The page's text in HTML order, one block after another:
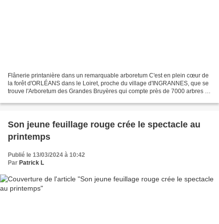
Flânerie printanière dans un remarquable arboretum C'est en plein cœur de
la forêt d'ORLÉANS dans le Loiret, proche du village d'INGRANNES, que se
trouve l'Arboretum des Grandes Bruyères qui compte près de 7000 arbres et
Son jeune feuillage rouge crée le spectacle au
printemps
Publié le 13/03/2024 à 10:42
Par Patrick L